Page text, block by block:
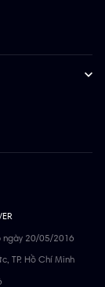
ngày 20/05/2016
TP. Hồ Chí Minh